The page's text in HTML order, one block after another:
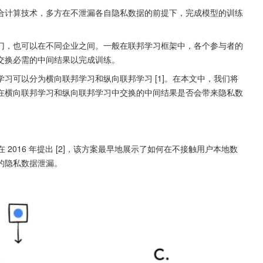
算技术，多方在不泄漏各自隐私数据的前提下，完成模型的训练
也可以在不同企业之间。一般在联邦学习框架中，各个参与者的
必需的中间结果以完成训练。
可以分为横向联邦学习和纵向联邦学习 [1]。在本文中，我们将
向联邦学习和纵向联邦学习中交换的中间结果是否会带来隐私数
2016 年提出 [2]，该方案最早地展示了如何在不接触用户本地数
私数据泄漏。